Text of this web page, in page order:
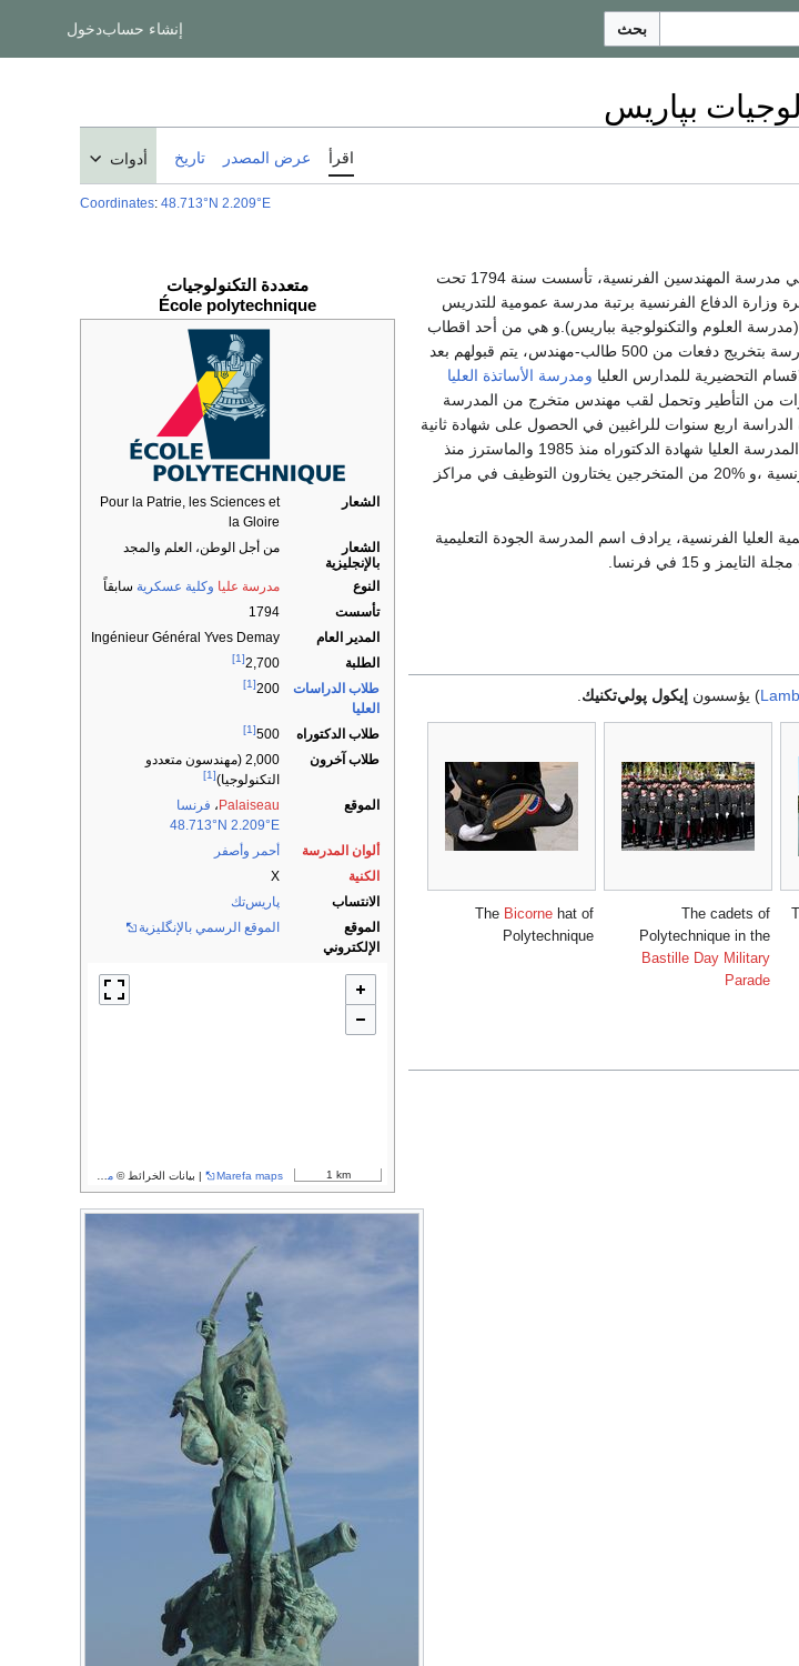
بحث إنشاء حسابدخول
بپاريس
اقرأ عرض المصدر تاريخ أدوات
Coordinates: 48.713°N 2.209°E
متعددة التكنولوجيات
École polytechnique
الشعار
Pour la Patrie, les Sciences et
la Gloire
الشعار
بالإنجليزية
من أجل الوطن، العلم والمجد
النوع مدرسة عليا وكلية عسكرية سابقاً
تأسست
1794
المدير العام
Ingénieur Général Yves Demay
الطلبة
2,700
[1]
طلاب الدراسات
العليا
200
[1]
طلاب الدكتوراه 500
[1]
طلاب آخرون
2,000 (مهندسون متعددو
التكنولوجيا)[1]
الموقع Palaiseau ، فرنسا
48.713°N 2.209°E
ألوان المدرسة
أحمر وأصفر
الكنية
X
الانتساب
پاريس‌تك
الموقع
الإلكتروني
الموقع الرسمي بالإنگليزية
1 km
Marefa maps | بيانات الخرائط © مساهمو OpenStreetMap
، هي مدرسة المهندسين الفرنسية، تأسست سنة 1794 تحت
وزارة الدفاع الفرنسية برتبة مدرسة عمومية للتدريس
والبحث، وهي عضو مؤسس منذ 2007 ب Paris tech(مدرسة العلوم والتكنولوجية بباريس).و هي من أحد اقطاب
البحث والتعليم العالي الفرنسي والأوروبي. تقوم المدرسة بتخريج دفعات من 500 طالب-مهندس، يتم قبولهم بعد
التحضيرية للمدارس العليا ومدرسة الأساتذة العليا
من التأطير وتحمل لقب مهندس متخرج من المدرسة
منذ 1937؛ منذ 2004 أصبحت مدة الدراسة اربع سنوات للراغبين في الحصول على شهادة ثانية
الشهادة التكنولوجية المتعددة. بالإضافة إلى ذلك توفر المدرسة العليا شهادة الدكتوراه منذ 1985 والماسترز منذ
2004. أغلبية الطلاب بعد التخرج يلتحقون بشركات فرنسية ،و %20 من المتخرجين يختارون التوظيف في مراكز
الفرنسية، يرادف اسم المدرسة الجودة التعليمية
) يؤسسون إيكول پولي‌تكنيك.
The cadets of
Polytechnique in the
Bastille Day Military
Parade
The Bicorne hat of
Polytechnique